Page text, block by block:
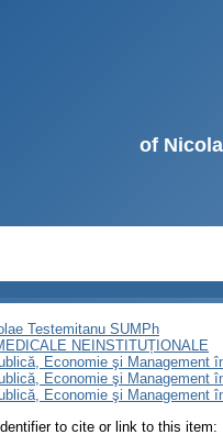
of
Testemitanu SUMPh
NEINSTITUȚIONALE
Economie şi Management
Economie şi Management
Economie şi Management
to cite or link to this item: